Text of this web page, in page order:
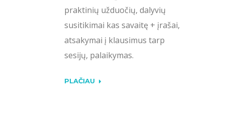
praktinių užduočių, dalyvių
susitikimai kas savaitę + įrašai,
atsakymai į klausimus tarp
sesijų, palaikymas.
PLAČIAU